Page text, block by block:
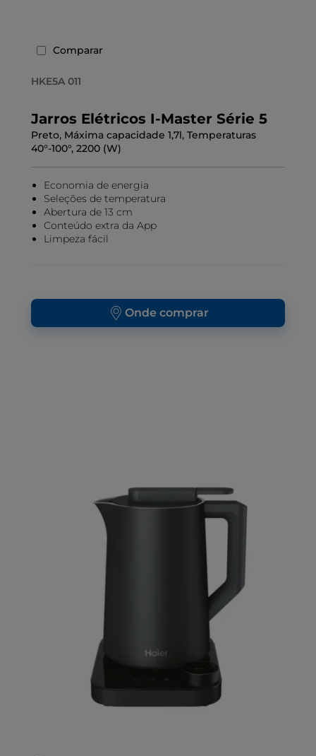
Comparar
HKE5A 011
Jarros Elétricos I-Master Série 5
Preto, Máxima capacidade 1,7l, Temperaturas
40°-100°, 2200 (W)
Economia de energia
Seleções de temperatura
Abertura de 13 cm
Conteúdo extra da App
Limpeza fácil
Onde comprar